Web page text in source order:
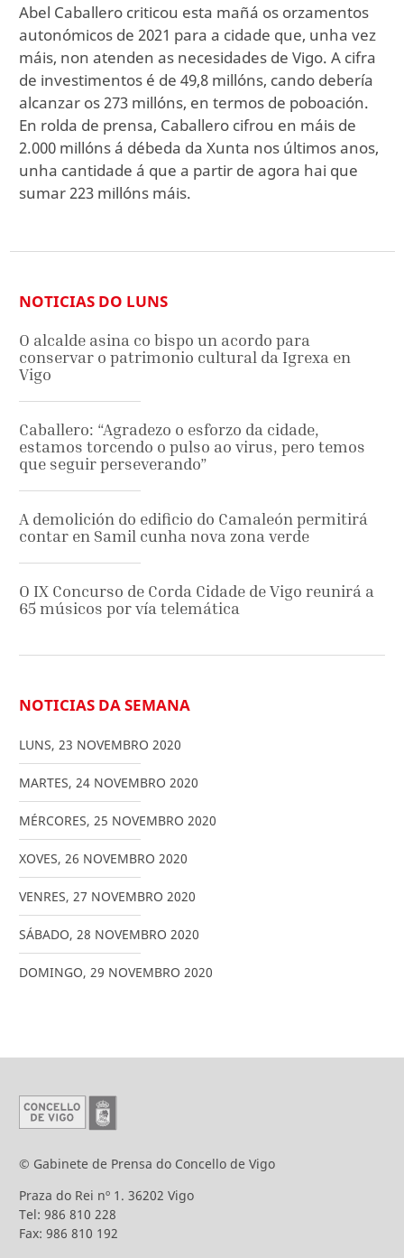
Abel Caballero criticou esta mañá os orzamentos
autonómicos de 2021 para a cidade que, unha vez
máis, non atenden as necesidades de Vigo. A cifra
de investimentos é de 49,8 millóns, cando debería
alcanzar os 273 millóns, en termos de poboación.
En rolda de prensa, Caballero cifrou en máis de
2.000 millóns á débeda da Xunta nos últimos anos,
unha cantidade á que a partir de agora hai que
sumar 223 millóns máis.
NOTICIAS DO LUNS
O alcalde asina co bispo un acordo para
conservar o patrimonio cultural da Igrexa en
Vigo
Caballero: “Agradezo o esforzo da cidade,
estamos torcendo o pulso ao virus, pero temos
que seguir perseverando”
A demolición do edificio do Camaleón permitirá
contar en Samil cunha nova zona verde
O IX Concurso de Corda Cidade de Vigo reunirá a
65 músicos por vía telemática
NOTICIAS DA SEMANA
LUNS, 23 NOVEMBRO 2020
MARTES, 24 NOVEMBRO 2020
MÉRCORES, 25 NOVEMBRO 2020
XOVES, 26 NOVEMBRO 2020
VENRES, 27 NOVEMBRO 2020
SÁBADO, 28 NOVEMBRO 2020
DOMINGO, 29 NOVEMBRO 2020
© Gabinete de Prensa do Concello de Vigo
Praza do Rei nº 1. 36202 Vigo
Tel: 986 810 228
Fax: 986 810 192